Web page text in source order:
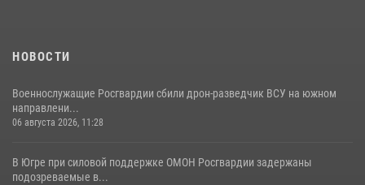
НОВОСТИ
Военнослужащие Росгвардии сбили дрон-разведчик ВСУ на южном
направлени...
06 августа 2026, 11:28
В Югре при силовой поддержке ОМОН Росгвардии задержаны
подозреваемые в...